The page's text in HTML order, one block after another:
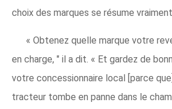
choix des marques se résume
« Obtenez quelle marque votre
en charge, " il a dit. « Et gardez de
votre concessionnaire local [parce
tracteur tombe en panne dans le